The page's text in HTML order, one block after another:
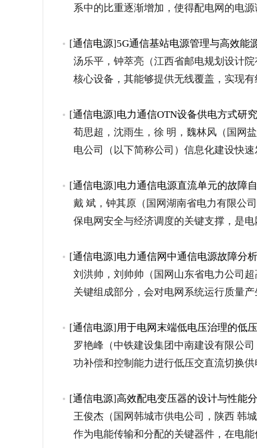
系中的比重逐渐增加，使得配电网的电
[通信电源]5G通信基站电源管理与高效能
汤乐平，钟萃亮（江西省邮电规划设计
核心设备，其能够提供无线覆盖，实现
[通信电源]电力通信OTN设备供电方式研究
荀思超，沈雨生，徐 明，魏林风（国网
电公司（以下简称公司）信息化建设快
[通信电源]电力通信电源直流单元的故障
戴 斌，钟其原（国网湖南省电力有限公
保电网安全与经济调度的关键支撑，是
[通信电源]电力通信网中通信电源故障分
刘洪帅，刘帅帅（国网山东省电力公司
关键组成部分，会对电网系统运行质量
[通信电源]用于电网末端低电压治理的低
罗艳峰（中铁建设集团中南建设有限公
功补偿和控制能力进行低压交直流切换
[通信电源]高效配电变压器的设计与性能
王俊杰（国网韩城市供电公司，陕西 韩
作为电能传输和分配的关键器件，在电